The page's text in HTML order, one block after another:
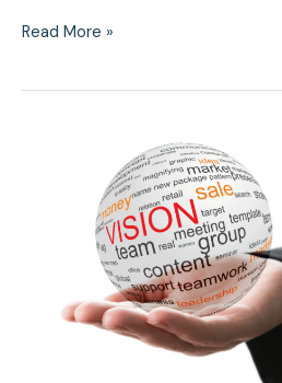
Read More »
nettside